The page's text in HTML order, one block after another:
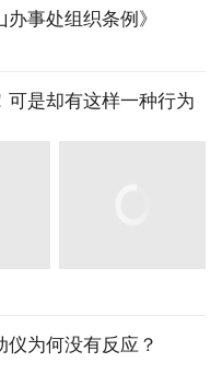
事处组织条例》
可是却有这样一种行为
为何没有反应？